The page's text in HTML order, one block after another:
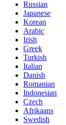
Russian
Japanese
Korean
Arabic
Irish
Greek
Turkish
Italian
Danish
Romanian
Indonesian
Czech
Afrikaans
Swedish